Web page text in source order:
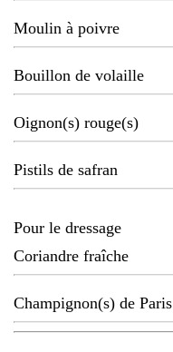
Moulin à poivre
Bouillon de volaille
Oignon(s) rouge(s)
Pistils de safran
Pour le dressage
Coriandre fraîche
Champignon(s) de Paris